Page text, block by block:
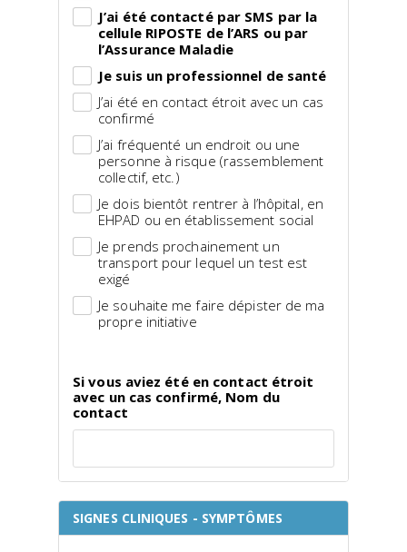
J’ai été contacté par SMS par la
cellule RIPOSTE de l’ARS ou par
l’Assurance Maladie
Je suis un professionnel de santé
J’ai été en contact étroit avec un cas
confirmé
J’ai fréquenté un endroit ou une
personne à risque (rassemblement
collectif, etc.)
Je dois bientôt rentrer à l’hôpital, en
EHPAD ou en établissement social
Je prends prochainement un
transport pour lequel un test est
exigé
Je souhaite me faire dépister de ma
propre initiative
Si vous aviez été en contact étroit
avec un cas confirmé, Nom du
contact
SIGNES CLINIQUES - SYMPTÔMES